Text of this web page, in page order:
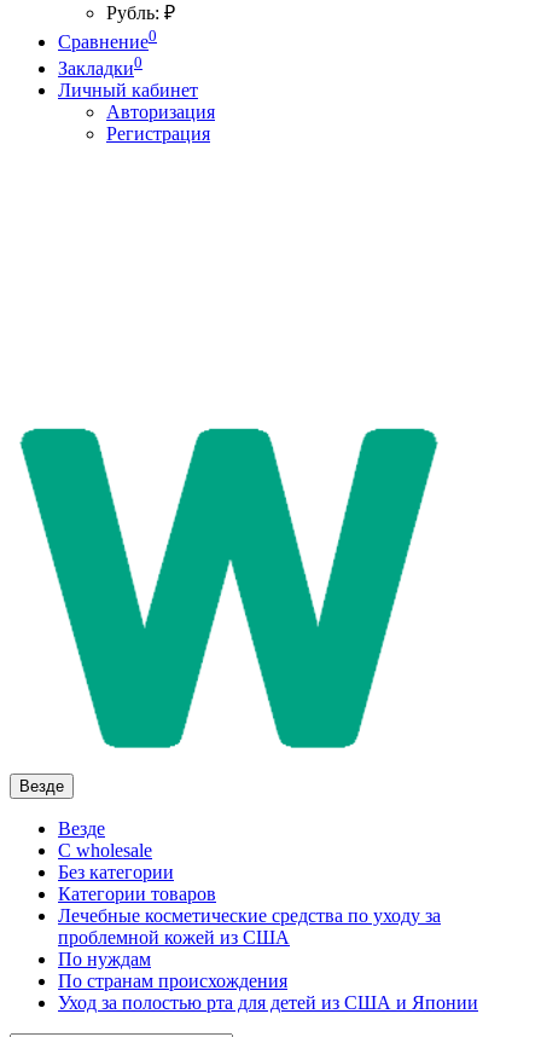
Рубль: ₽
Сравнение0
Закладки0
Личный кабинет
Авторизация
Регистрация
Везде
Везде
C wholesale
Без категории
Категории товаров
Лечебные косметические средства по уходу за
проблемной кожей из США
По нуждам
По странам происхождения
Уход за полостью рта для детей из США и Японии